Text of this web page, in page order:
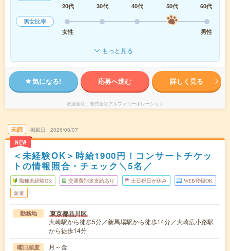
20代
30代 40代 50代
60代
男女比率
女性
男性
もっと見る
気になる! 応募へ進む 詳しく見る
派遣会社 株式会社アルファコーポレーション
未読
NEW
掲載日 2026/08/07
＜未経験OK＞時給1900円！コンサートチケッ
トの情報照合・チェック＼5名／
職種未経験OK 交通費別途支給あり 土日祝日が休み WEB登録OK
派遣
勤務地 東京都品川区
大崎駅から徒歩5分／新馬場駅から徒歩14分／大崎広小路駅
から徒歩14分
曜日頻度 月～金